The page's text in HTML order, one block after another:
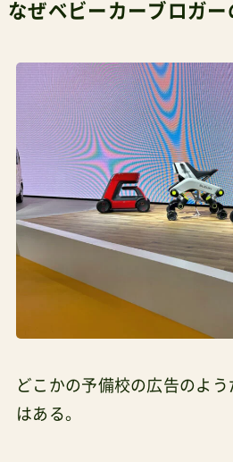
なぜベビーカーブロガー
どこかの予備校の広告のよう
はある。